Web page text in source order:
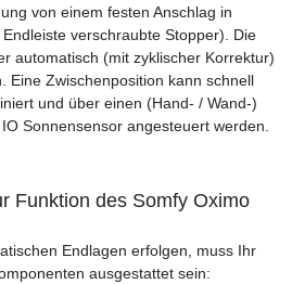
von einem festen Anschlag in
verschraubte Stopper). Die
automatisch (mit zyklischer Korrektur)
Eine Zwischenposition kann schnell
und über einen (Hand- / Wand-)
Sonnensensor angesteuert werden.
Funktion des Somfy Oximo
Endlagen erfolgen, muss Ihr
ausgestattet sein: